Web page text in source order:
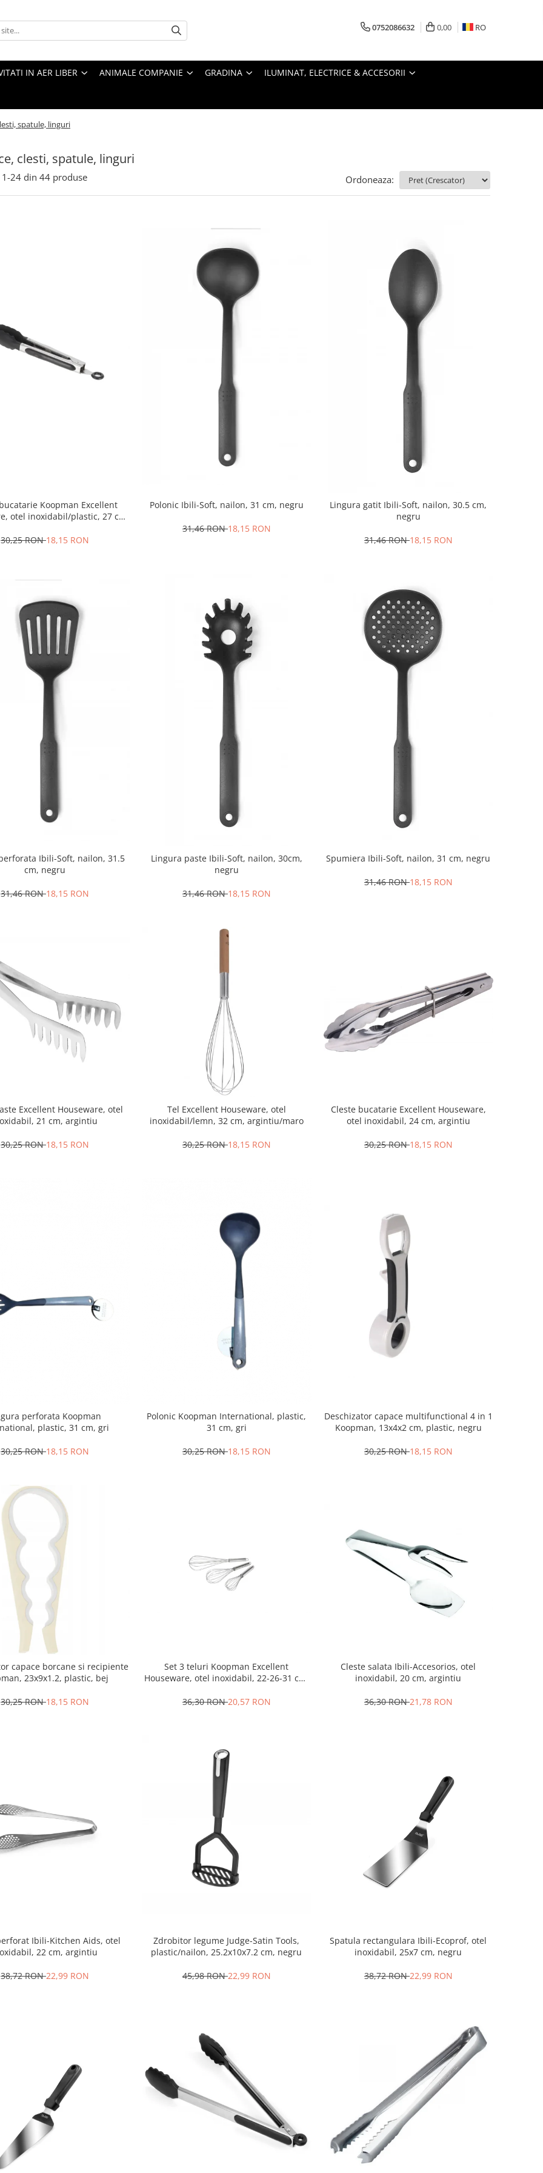
0752086632 0,00 RO
IN AER LIBER ANIMALE COMPANIE GRADINA ILUMINAT, ELECTRICE & ACCESORII
spatule, linguri
clesti, spatule, linguri
1-24 din 44 produse Ordoneaza:
Koopman Excellent
otel inoxidabil/plastic, 27 cm,
30,25 RON18,15 RON
Polonic Ibili-Soft, nailon, 31 cm, negru
31,46 RON18,15 RON
Lingura gatit Ibili-Soft, nailon, 30.5 cm,
negru
31,46 RON18,15 RON
Ibili-Soft, nailon, 31.5
cm, negru
31,46 RON18,15 RON
Lingura paste Ibili-Soft, nailon, 30cm,
negru
31,46 RON18,15 RON
Spumiera Ibili-Soft, nailon, 31 cm, negru
31,46 RON18,15 RON
Excellent Houseware, otel
21 cm, argintiu
30,25 RON18,15 RON
Tel Excellent Houseware, otel
inoxidabil/lemn, 32 cm, argintiu/maro
30,25 RON18,15 RON
Cleste bucatarie Excellent Houseware,
otel inoxidabil, 24 cm, argintiu
30,25 RON18,15 RON
perforata Koopman
plastic, 31 cm, gri
30,25 RON18,15 RON
Polonic Koopman International, plastic,
31 cm, gri
30,25 RON18,15 RON
Deschizator capace multifunctional 4 in 1
Koopman, 13x4x2 cm, plastic, negru
30,25 RON18,15 RON
capace borcane si recipiente
23x9x1.2, plastic, bej
30,25 RON18,15 RON
Set 3 teluri Koopman Excellent
Houseware, otel inoxidabil, 22-26-31 cm,
36,30 RON20,57 RON
Cleste salata Ibili-Accesorios, otel
inoxidabil, 20 cm, argintiu
36,30 RON21,78 RON
Ibili-Kitchen Aids, otel
22 cm, argintiu
38,72 RON22,99 RON
Zdrobitor legume Judge-Satin Tools,
plastic/nailon, 25.2x10x7.2 cm, negru
45,98 RON22,99 RON
Spatula rectangulara Ibili-Ecoprof, otel
inoxidabil, 25x7 cm, negru
38,72 RON22,99 RON